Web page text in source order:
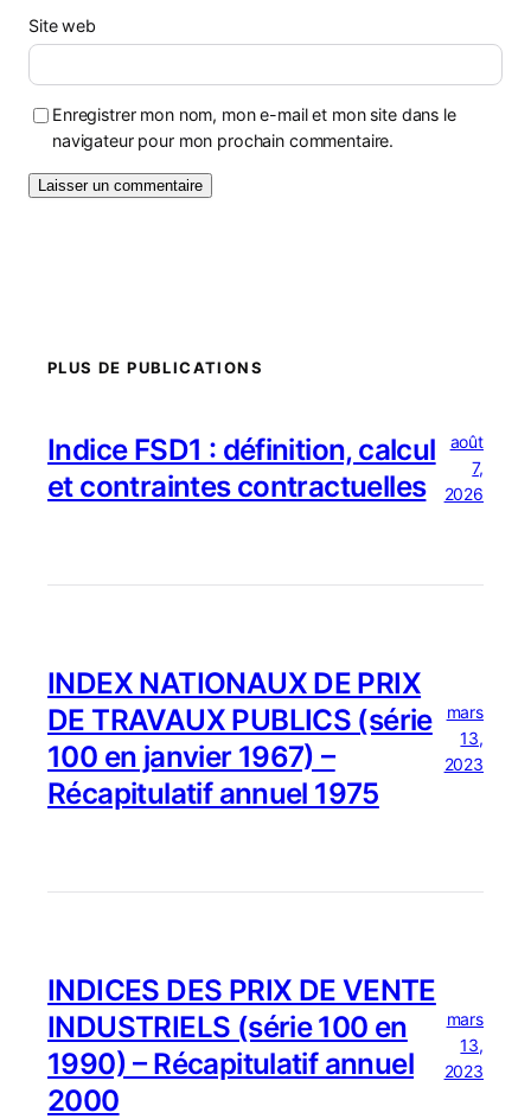
Site web
Enregistrer mon nom, mon e-mail et mon site dans le
navigateur pour mon prochain commentaire.
PLUS DE PUBLICATIONS
Indice FSD1 : définition, calcul
et contraintes contractuelles
août
7,
2026
INDEX NATIONAUX DE PRIX
DE TRAVAUX PUBLICS (série
100 en janvier 1967) –
Récapitulatif annuel 1975
mars
13,
2023
INDICES DES PRIX DE VENTE
INDUSTRIELS (série 100 en
1990) – Récapitulatif annuel
2000
mars
13,
2023